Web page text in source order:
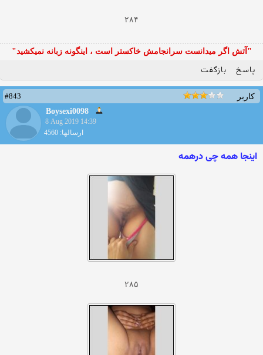
۲۸۴
"آتش اگر ميدانست سرانجامش خاكستر است ، اينگونه زبانه نميكشيد"
پاسخ بازگفت
کاربر
#843
Boysexi0098
8 Aug 2019 14:39
ارسالها: 4560
اینجا همه چی درهمه
۲۸۵